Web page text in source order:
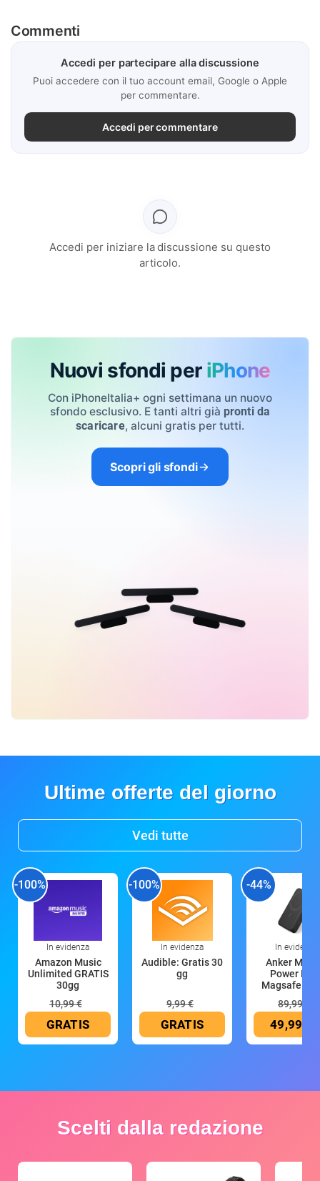
Commenti
Accedi per partecipare alla discussione
Puoi accedere con il tuo account email, Google o Apple
per commentare.
Accedi per commentare
Accedi per iniziare la discussione su questo
articolo.
Nuovi sfondi per iPhone
Con iPhoneItalia+ ogni settimana un nuovo
sfondo esclusivo. E tanti altri già pronti da
scaricare, alcuni gratis per tutti.
Scopri gli sfondi
Ultime offerte del giorno
Vedi tutte
-100%
In evidenza
Amazon Music
Unlimited GRATIS
30gg
10,99 €
GRATIS
-100%
In evidenza
Audible: Gratis 30
gg
9,99 €
GRATIS
-44%
In evidenza
Anker
Power
Magsafe
89,99 €
49,99 €
Scelti dalla redazione